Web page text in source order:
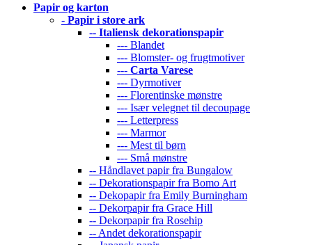
Papir og karton
- Papir i store ark
-- Italiensk dekorationspapir
--- Blandet
--- Blomster- og frugtmotiver
--- Carta Varese
--- Dyrmotiver
--- Florentinske mønstre
--- Især velegnet til decoupage
--- Letterpress
--- Marmor
--- Mest til børn
--- Små mønstre
-- Håndlavet papir fra Bungalow
-- Dekorationspapir fra Bomo Art
-- Dekopapir fra Emily Burningham
-- Dekorpapir fra Grace Hill
-- Dekorpapir fra Rosehip
-- Andet dekorationspapir